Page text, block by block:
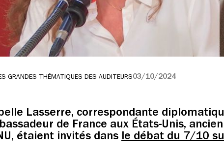
GRANDES THÉMATIQUES DES AUDITEURS03/10/2024
Lasserre, correspondante
de France aux États-Unis,
étaient invités dans le débat du 7/10